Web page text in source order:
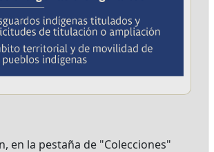
en la pestaña de "Colecciones"